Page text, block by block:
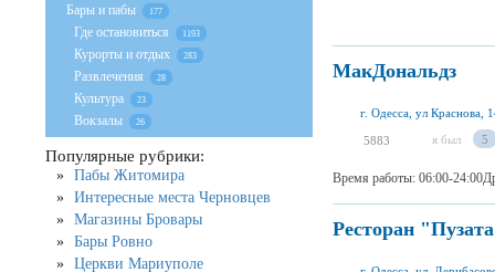
МакДональдз
г. Одесса, ул Краснова,
5883 я был 5
Время работы: 06:00-
Ресторан
Бары и пабы 177
Где остановиться 1193
Курорты и отдых 283
Развлечения 28
Культура 23
Вокзалы 26
Популярные рубрики:
Пабы Житомира
Интересные места Черновцев
Магазины Бровары
Бары Ровно
Церкви Мариуполе